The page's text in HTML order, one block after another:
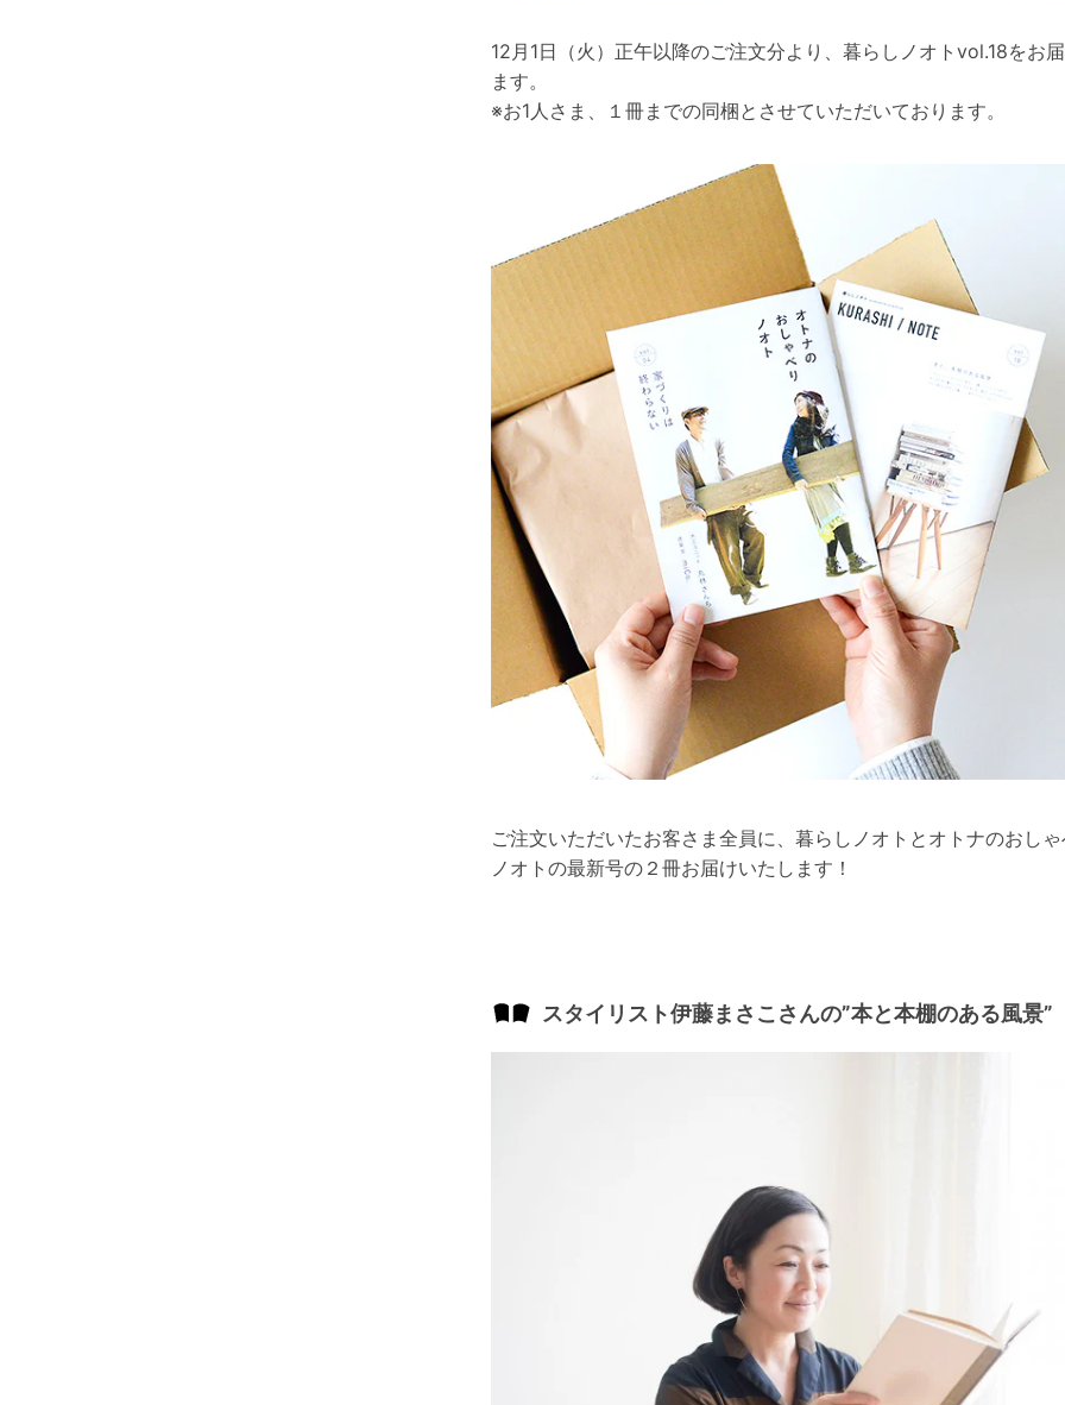
12月1日（火）正午以降のご注文分より、暮らしノオトvol.18をお
ます。
※お1人さま、１冊までの同梱とさせていただいております。
ご注文いただいたお客さま全員に、暮らしノオトとオトナのおし
ノオトの最新号の２冊お届けいたします！
スタイリスト伊藤まさこさんの”本と本棚のある風景”